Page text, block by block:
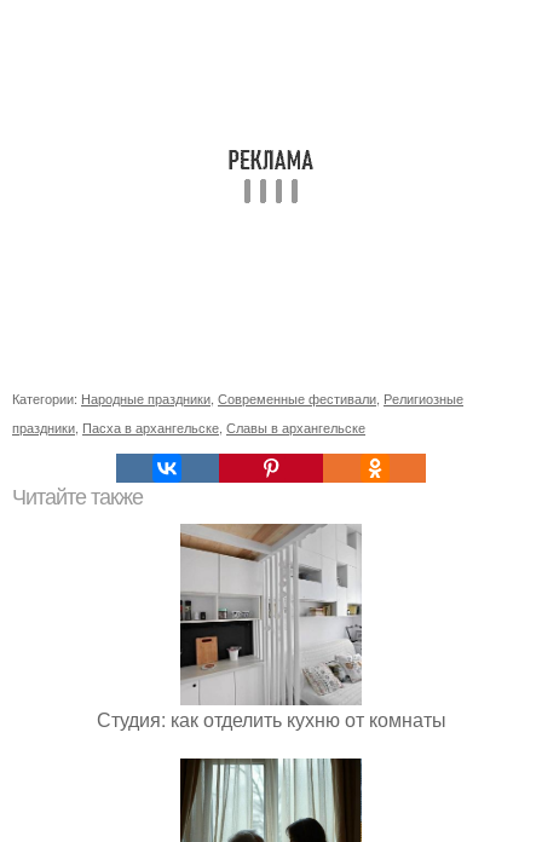
Категории: Народные праздники Современные фестивали Религиозные
праздники Пасха в архангельске Славы в архангельске
Читайте также
Студия: как отделить кухню от комнаты